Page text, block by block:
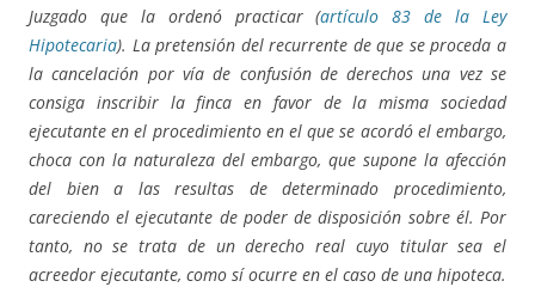
Juzgado que la ordenó practicar (artículo 83 de la Ley
Hipotecaria). La pretensión del recurrente de que se proceda a
la cancelación por vía de confusión de derechos una vez se
consiga inscribir la finca en favor de la misma sociedad
ejecutante en el procedimiento en el que se acordó el embargo,
choca con la naturaleza del embargo, que supone la afección
del bien a las resultas de determinado procedimiento,
careciendo el ejecutante de poder de disposición sobre él. Por
tanto, no se trata de un derecho real cuyo titular sea el
acreedor ejecutante, como sí ocurre en el caso de una hipoteca.